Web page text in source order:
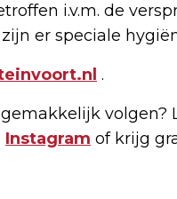
i.v.m. de
er speciale
.
gemakkelijk volgen?
Instagram of krijg